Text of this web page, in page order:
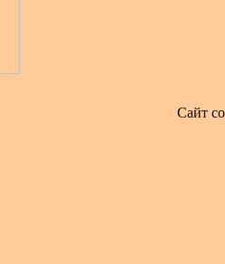
Сайт